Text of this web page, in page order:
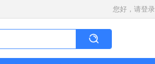
您好，请登录